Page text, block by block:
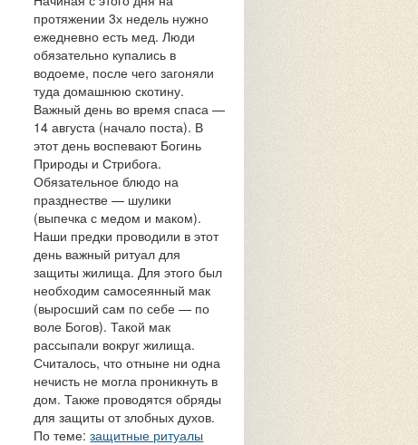
протяжении 3х недель нужно
ежедневно есть мед. Люди
обязательно купались в
водоеме, после чего загоняли
туда домашнюю скотину.
Важный день во время спаса —
14 августа (начало поста). В
этот день воспевают Богинь
Природы и Стрибога.
Обязательное блюдо на
празднестве — шулики
(выпечка с медом и маком).
Наши предки проводили в этот
день важный ритуал для
защиты жилища. Для этого был
необходим самосеянный мак
(выросший сам по себе — по
воле Богов). Такой мак
рассыпали вокруг жилища.
Считалось, что отныне ни одна
нечисть не могла проникнуть в
дом. Также проводятся обряды
для защиты от злобных духов.
По теме:защитные ритуалы